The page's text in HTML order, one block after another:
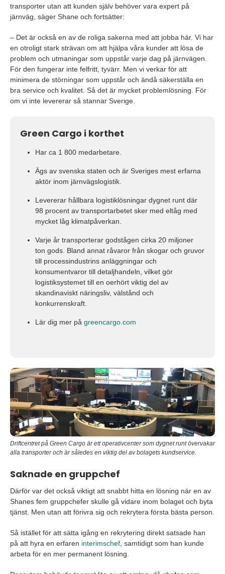
transporter utan att kunden själv behöver vara expert på
järnväg, säger Shane och fortsätter:
– Det är också en av de roliga sakerna med att jobba här. Vi har
en otroligt stark strävan om att hjälpa våra kunder att lösa de
problem och utmaningar som uppstår varje dag på järnvägen.
För den fungerar inte felfritt, tyvärr. Men vi verkar för att
minimera de störningar som uppstår och ändå säkerställa en
bra service och kvalitet. Så det är mycket problemlösning. För
om vi inte levererar så stannar Sverige.
Green Cargo i korthet
Har ca 1 800 medarbetare.
Ägs av svenska staten och är Sveriges mest erfarna
aktör inom järnvägslogistik.
Levererar hållbara logistiklösningar dygnet runt där
98 procent av transportarbetet sker med eltåg med
mycket låg klimatpåverkan.
Varje år transporterar godstågen cirka 20 miljoner
ton gods. Bland annat råvaror från skogar och gruvor
till processindustrins anläggningar och
konsumentvaror till detaljhandeln, vilket gör
logistiksystemet till en oerhört viktig del av
skandinaviskt näringsliv, välstånd och
konkurrenskraft.
Lär dig mer på greencargo.com
Driftcentret på Green Cargo är ett operativcenter som dygnet runt övervakar
alla transporter och är således en viktig del av bolagets kundservice.
Saknade en gruppchef
Därför var det också viktigt att snabbt hitta en lösning när en av
Shanes fem gruppchefer skulle gå vidare inom bolaget och byta
tjänst. Men utan att förivra sig och rekrytera första bästa person.
Så istället för att sätta igång en rekrytering direkt satsade han
på att hyra en erfaren interimschef , samtidigt som han kunde
arbeta för en mer permanent lösning.